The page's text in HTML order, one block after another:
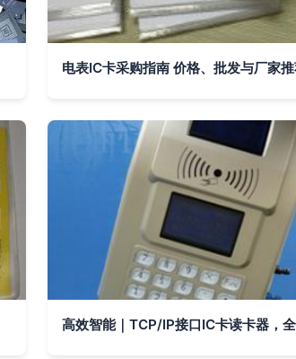
电表IC卡采购指南 价格、批发与厂家